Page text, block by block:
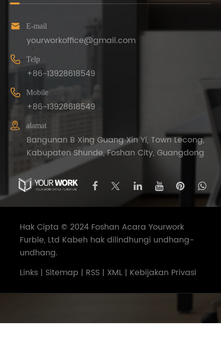
 E-mail
yourworkoffice@gmail.com
 Telp
+86-13928618549
 Mobile
+86-13928618549
 alamat
Bangunan B Xing Guang Xin Yi, Town Lecong,
Kabupaten Shunde, Foshan City, Guangdong
Hak Cipta © 2024 Foshan Acara Yourwork
Furble, Ltd Kabeh hak dilindhungi undhang-
undhang.
Links | Sitemap | RSS | XML | Kebijakan Privasi